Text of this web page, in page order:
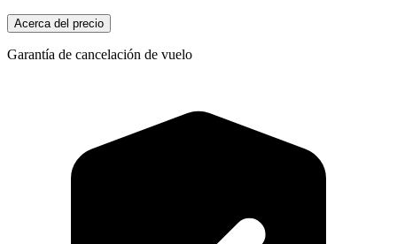
Acerca del precio
Garantía de cancelación de vuelo